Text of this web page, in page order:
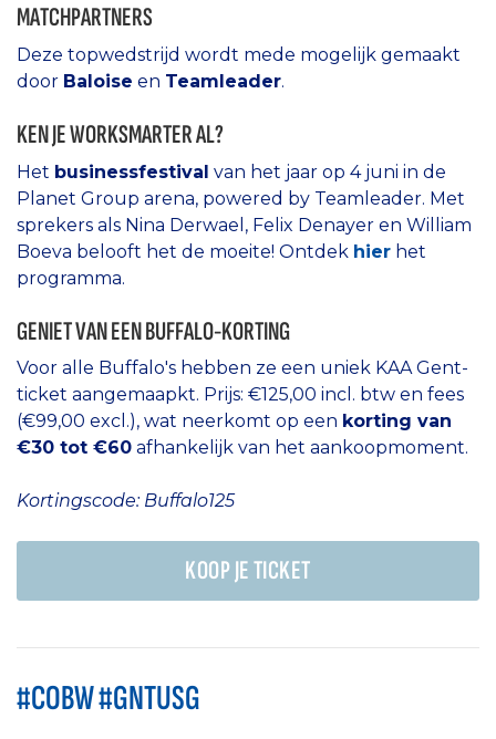
MATCHPARTNERS
Deze topwedstrijd wordt mede mogelijk gemaakt
door Baloise en Teamleader.
KEN JE WORKSMARTER AL?
Het businessfestival van het jaar op 4 juni in de
Planet Group arena, powered by Teamleader. Met
sprekers als Nina Derwael, Felix Denayer en William
Boeva belooft het de moeite! Ontdek hier het
programma.
GENIET VAN EEN BUFFALO-KORTING
Voor alle Buffalo's hebben ze een uniek KAA Gent-
ticket aangemaapkt. Prijs: €125,00 incl. btw en fees
(€99,00 excl.), wat neerkomt op een korting van
€30 tot €60 afhankelijk van het aankoopmoment.
Kortingscode: Buffalo125
KOOP JE TICKET
#COBW #GNTUSG